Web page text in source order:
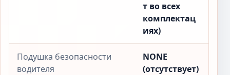
т во всех
комплектац
иях)
Подушка безопасности
водителя
NONE
(отсутствует)